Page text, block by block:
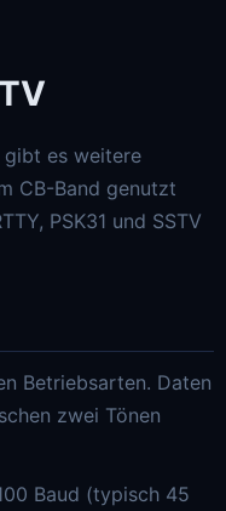
gibt es weitere
CB-Band genutzt
PSK31 und SSTV
Betriebsarten. Daten
zwei Tönen
Baud (typisch 45